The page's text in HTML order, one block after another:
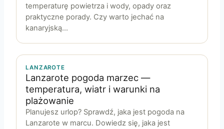
temperaturę powietrza i wody, opady oraz
praktyczne porady. Czy warto jechać na
kanaryjską…
LANZAROTE
Lanzarote pogoda marzec —
temperatura, wiatr i warunki na
plażowanie
Planujesz urlop? Sprawdź, jaka jest pogoda na
Lanzarote w marcu. Dowiedz się, jaka jest